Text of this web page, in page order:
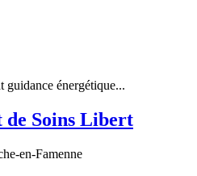
guidance énergétique...
de Soins Libert
en-Famenne